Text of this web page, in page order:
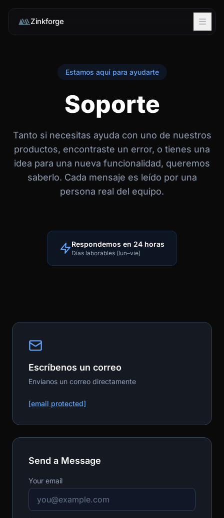
Zinkforge
Estamos aquí para ayudarte
Soporte
Tanto si necesitas ayuda con uno de nuestros
productos, encontraste un error, o tienes una
idea para una nueva funcionalidad, queremos
saberlo. Cada mensaje es leído por una
persona real del equipo.
Respondemos en 24 horas
Días laborables (lun–vie)
Escríbenos un correo
Envíanos un correo directamente
[email protected]
Send a Message
Your email